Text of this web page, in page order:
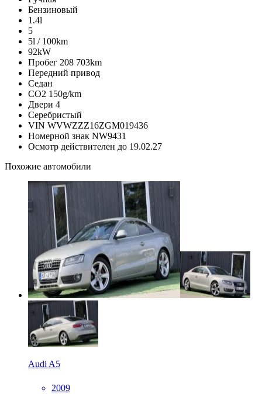
Бензиновый
1.4l
5
5l / 100km
92kW
Пробег 208 703km
Передний привод
Седан
CO2 150g/km
Двери 4
Серебристый
VIN WVWZZZ16ZGM019436
Номерной знак NW9431
Осмотр действителен до 19.02.27
Похожие автомобили
Audi A5
2009